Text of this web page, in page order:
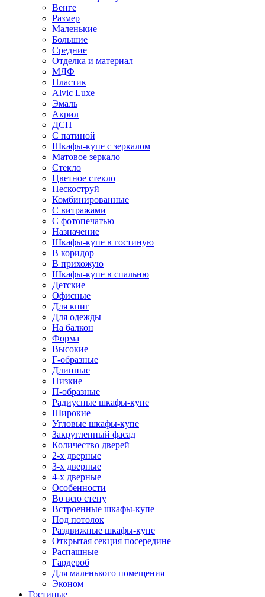
Венге
Размер
Маленькие
Большие
Средние
Отделка и материал
МДФ
Пластик
Alvic Luxe
Эмаль
Акрил
ДСП
С патиной
Шкафы-купе с зеркалом
Матовое зеркало
Стекло
Цветное стекло
Пескоструй
Комбинированные
С витражами
С фотопечатью
Назначение
Шкафы-купе в гостиную
В коридор
В прихожую
Шкафы-купе в спальню
Детские
Офисные
Для книг
Для одежды
На балкон
Форма
Высокие
Г-образные
Длинные
Низкие
П-образные
Радиусные шкафы-купе
Широкие
Угловые шкафы-купе
Закругленный фасад
Количество дверей
2-х дверные
3-х дверные
4-х дверные
Особенности
Во всю стену
Встроенные шкафы-купе
Под потолок
Раздвижные шкафы-купе
Открытая секция посередине
Распашные
Гардероб
Для маленького помещения
Эконом
Гостиные